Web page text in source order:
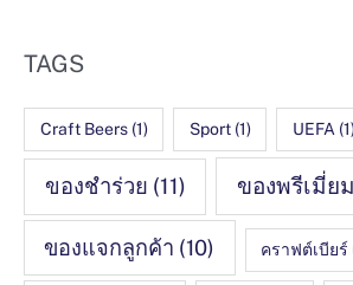
TAGS
Craft Beers(1) Sport(1) UEFA
ของชำร่วย (11) ของพรีเมี่ยม
ของแจกลูกค้า (10) คราฟต์เบียร์